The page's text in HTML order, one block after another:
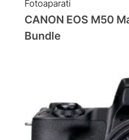
Fotoaparati
CANON EOS M50
Bundle